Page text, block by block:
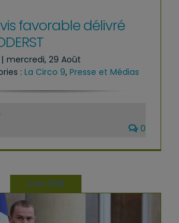
favorable délivré
| mercredi, 29 Août
: La Circo 9, Presse et Médias
0
mai 2018